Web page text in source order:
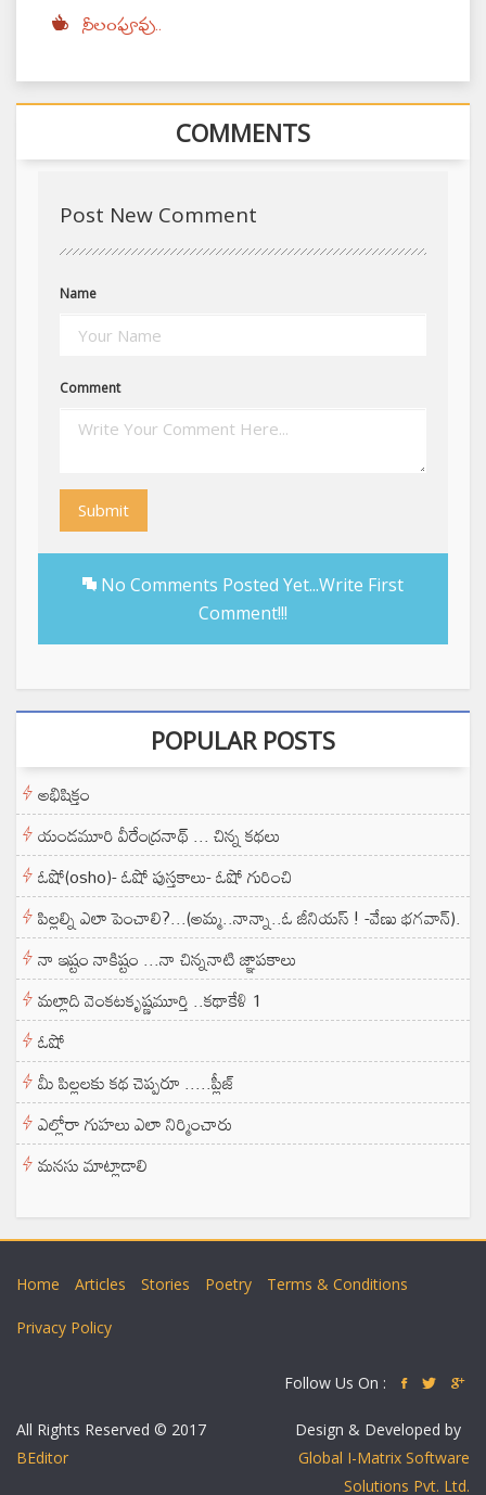
నీలంపూవు..
COMMENTS
Post New Comment
Name
Comment
Submit
No Comments Posted Yet...Write First
Comment!!!
POPULAR POSTS
అభిషిక్తం
యండమూరి వీరేంద్రనాథ్ ... చిన్న కథలు
ఓషో(osho)- ఓషో పుస్తకాలు- ఓషో గురించి
పిల్లల్ని ఎలా పెంచాలి?...(అమ్మ..నాన్నా..ఓ జీనియస్ ! -వేణు భగవాన్).
నా ఇష్టం నాకిష్టం ...నా చిన్ననాటి జ్ఞాపకాలు
మల్లాది వెంకటకృష్ణమూర్తి ..కథాకేళి 1
ఓషో
మీ పిల్లలకు కథ చెప్పరూ .....ప్లీజ్
ఎల్లోరా గుహలు ఎలా నిర్మించారు
మనసు మాట్లాడాలి
Home Articles Stories Poetry Terms & Conditions
Privacy Policy
Follow Us On :
All Rights Reserved © 2017
BEditor
Design & Developed by
Global I-Matrix Software
Solutions Pvt. Ltd.